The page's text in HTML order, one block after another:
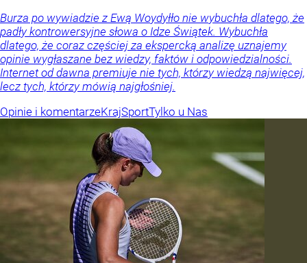
Burza po wywiadzie z Ewą Woydyłło nie wybuchła dlatego, że
padły kontrowersyjne słowa o Idze Świątek. Wybuchła
dlatego, że coraz częściej za ekspercką analizę uznajemy
opinie wygłaszane bez wiedzy, faktów i odpowiedzialności.
Internet od dawna premiuje nie tych, którzy wiedzą najwięcej,
lecz tych, którzy mówią najgłośniej.
Opinie i komentarzeKrajSportTylko u Nas